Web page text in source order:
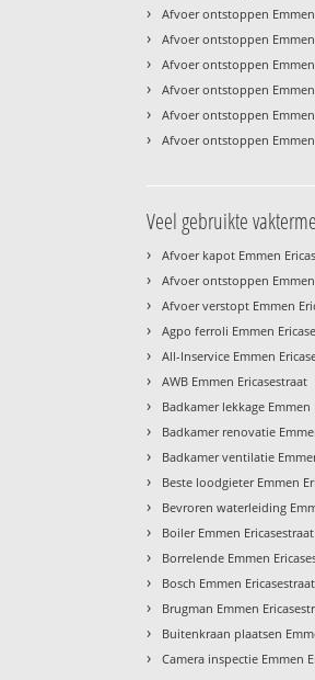
› Afvoer ontstoppen
› Afvoer ontstoppen
› Afvoer ontstoppen
› Afvoer ontstoppen
› Afvoer ontstoppen
› Afvoer ontstoppen
Veel gebruikte
› Afvoer kapot Emmen
› Afvoer ontstoppen
› Afvoer verstopt Emmen
› Agpo ferroli Emmen
› All-Inservice Emmen
› AWB Emmen Ericasestraat
› Badkamer lekkage Emmen
› Badkamer renovatie
› Badkamer ventilatie
› Beste loodgieter Emmen
› Bevroren waterleiding
› Boiler Emmen Ericasestraat
› Borrelende Emmen
› Bosch Emmen Ericasestraat
› Brugman Emmen
› Buitenkraan plaatsen
› Camera inspectie Emmen